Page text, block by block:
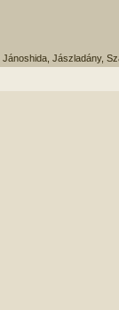
Jánoshida, Jászladány,